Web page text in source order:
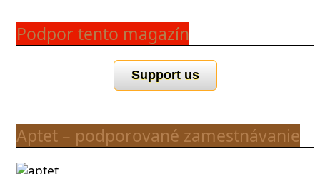
Podpor tento magazín
Support us
Aptet – podporované zamestnávanie